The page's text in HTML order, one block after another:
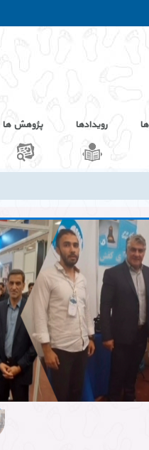
رویدادها پژوهش ها